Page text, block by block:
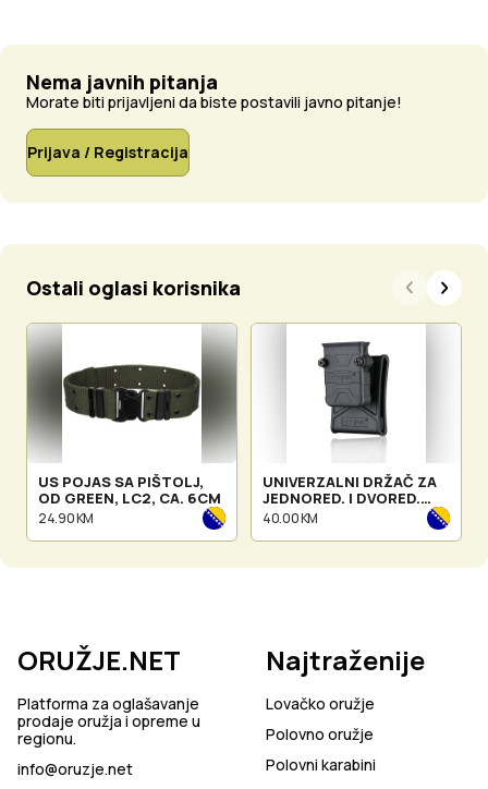
Nema javnih pitanja
Morate biti prijavljeni da biste postavili javno pitanje!
Prijava / Registracija
Ostali oglasi korisnika
US POJAS SA PIŠTOLJ,
OD GREEN, LC2, CA. 6CM
24.90 KM
UNIVERZALNI DRŽAČ ZA
JEDNORED. I DVORED.
SPREMNIK WITH BELT
40.00 KM
ORUŽJE.NET
Platforma za oglašavanje
prodaje oružja i opreme u
regionu.
info@oruzje.net
Najtraženije
Lovačko oružje
Polovno oružje
Polovni karabini